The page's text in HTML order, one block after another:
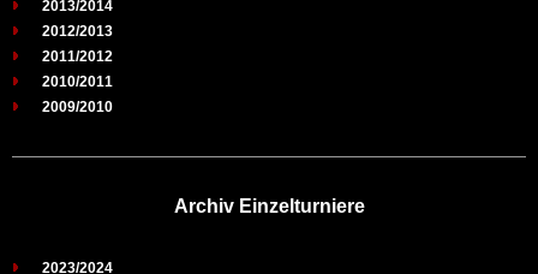
2013/2014
2012/2013
2011/2012
2010/2011
2009/2010
Archiv Einzelturniere
2023/2024